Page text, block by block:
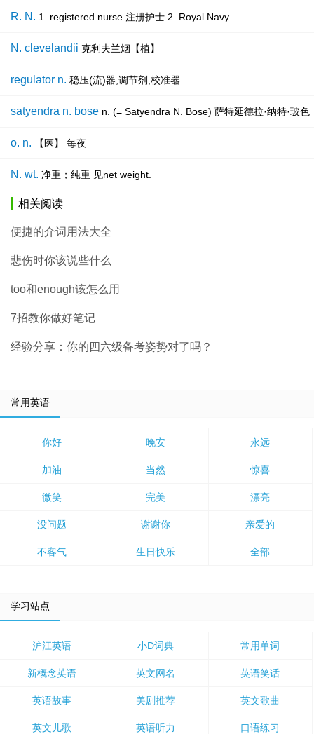
R. N. 1. registered nurse 注册护士 2. Royal Navy
N. clevelandii 克利夫兰烟【植】
regulator n. 稳压(流)器,调节剂,校准器
satyendra n. bose n. (= Satyendra N. Bose) 萨特延德拉·纳特·玻
o. n. 【医】 每夜
N. wt. 净重；纯重 见net weight.
相关阅读
便捷的介词用法大全
悲伤时你该说些什么
too和enough该怎么用
7招教你做好笔记
经验分享：你的四六级备考姿势对了吗？
常用英语
你好 晚安 永远
加油 当然 惊喜
微笑 完美 漂亮
没问题 谢谢你 亲爱的
不客气 生日快乐 全部
学习站点
沪江英语 小D词典 常用单词
新概念英语 英文网名 英语笑话
英语故事 美剧推荐 英文歌曲
英文儿歌 英语听力 口语练习